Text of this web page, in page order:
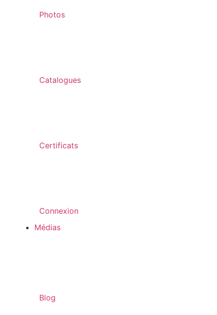
Photos
Catalogues
Certificats
Connexion
Médias
Blog